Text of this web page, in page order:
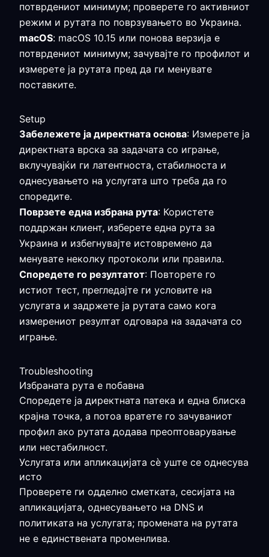
потврдениот минимум; проверете го активниот
режим и рутата по поврзувањето во Украина.
macOS: macOS 10.15 или понова верзија е
потврдениот минимум; зачувајте го профилот и
измерете ја рутата пред да ги менувате
поставките.
Setup
Забележете ја директната основа: Измерете ја
директната врска за задачата со играње,
вклучувајќи ги латентноста, стабилноста и
однесувањето на услугата што треба да го
споредите.
Поврзете една избрана рута: Користете
поддржан клиент, изберете една рута за
Украина и избегнувајте истовремено да
менувате неколку протоколи или правила.
Споредете го резултатот: Повторете го
истиот тест, прегледајте ги условите на
услугата и задржете ја рутата само кога
измерениот резултат одговара на задачата со
играње.
Troubleshooting
Избраната рута е побавна
Споредете ја директната патека и една блиска
крајна точка, а потоа вратете го зачуваниот
профил ако рутата додава преоптоварување
или нестабилност.
Услугата или апликацијата сè уште се однесува
исто
Проверете ги одделно сметката, сесијата на
апликацијата, однесувањето на DNS и
политиката на услугата; промената на рутата
не е единствената променлива.